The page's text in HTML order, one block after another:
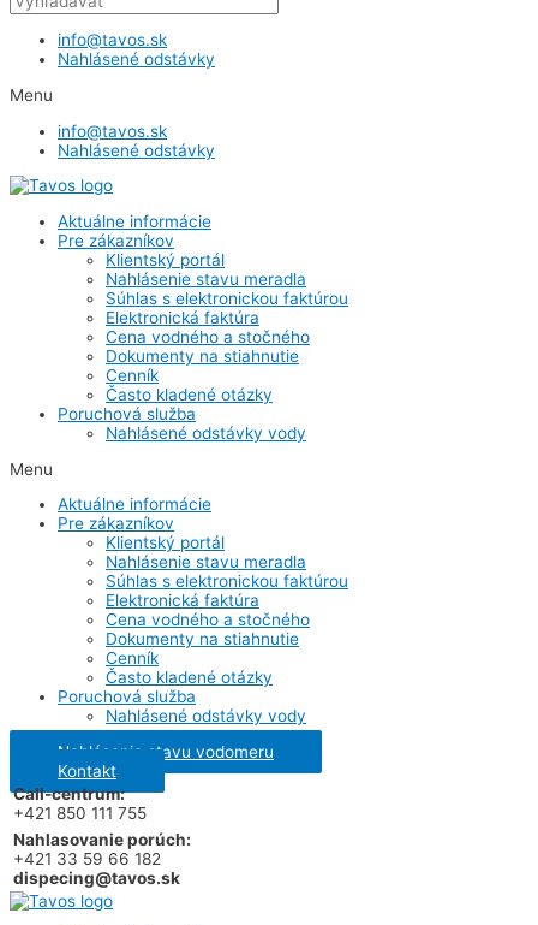
info@tavos.sk
Nahlásené odstávky
Menu
info@tavos.sk
Nahlásené odstávky
Aktuálne informácie
Pre zákazníkov
Klientský portál
Nahlásenie stavu meradla
Súhlas s elektronickou faktúrou
Elektronická faktúra
Cena vodného a stočného
Dokumenty na stiahnutie
Cenník
Často kladené otázky
Poruchová služba
Nahlásené odstávky vody
Menu
Aktuálne informácie
Pre zákazníkov
Klientský portál
Nahlásenie stavu meradla
Súhlas s elektronickou faktúrou
Elektronická faktúra
Cena vodného a stočného
Dokumenty na stiahnutie
Cenník
Často kladené otázky
Poruchová služba
Nahlásené odstávky vody
Nahlásenie stavu vodomeru
Kontakt
Call-centrum:
+421 850 111 755
Nahlasovanie porúch:
+421 33 59 66 182
dispecing@tavos.sk